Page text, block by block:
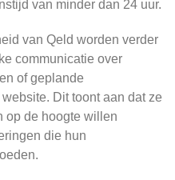
van minder dan 24 uur.
van Qeld worden verder
communicatie over
of geplande
Dit toont aan dat ze
op de hoogte willen
die hun